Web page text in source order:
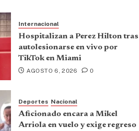
Internacional
Hospitalizan a Perez Hilton tras
autolesionarse en vivo por
TikTok en Miami
AGOSTO 6, 2026 0
Deportes Nacional
Aficionado encara a Mikel
Arriola en vuelo y exige regreso